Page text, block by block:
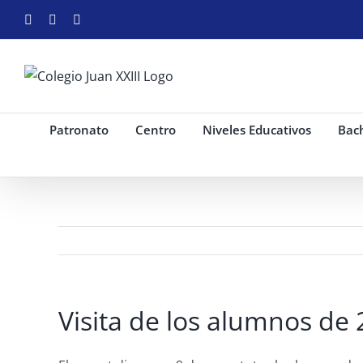
Saltar FacebookInstagram
Patronato Centro Niveles Educativos
Visita de los alumnos de